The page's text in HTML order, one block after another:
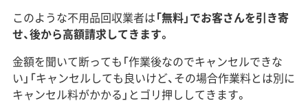
このような不用品回収業者は「無料」でお客さんを引き寄
せ、後から高額請求してきます。
金額を聞いて断っても「作業後なのでキャンセルできな
い」「キャンセルしても良いけど、その場合作業料とは別に
キャンセル料がかかる」とゴリ押ししてきます。